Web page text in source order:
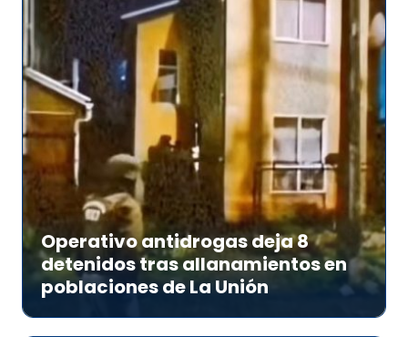
Operativo antidrogas deja 8
detenidos tras allanamientos en
poblaciones de La Unión